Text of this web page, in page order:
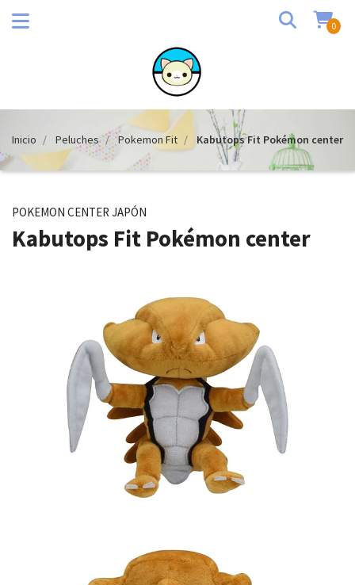
0
Inicio Peluches Pokemon Fit Kabutops Fit Pokémon center
POKEMON CENTER JAPÓN
Kabutops Fit Pokémon center